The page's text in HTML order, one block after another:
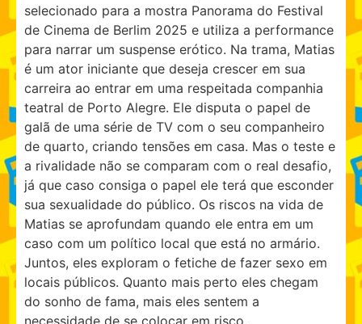
selecionado para a mostra Panorama do Festival
de Cinema de Berlim 2025 e utiliza a performance
para narrar um suspense erótico. Na trama, Matias
é um ator iniciante que deseja crescer em sua
carreira ao entrar em uma respeitada companhia
teatral de Porto Alegre. Ele disputa o papel de
galã de uma série de TV com o seu companheiro
de quarto, criando tensões em casa. Mas o teste e
a rivalidade não se comparam com o real desafio,
já que caso consiga o papel ele terá que esconder
sua sexualidade do público. Os riscos na vida de
Matias se aprofundam quando ele entra em um
caso com um político local que está no armário.
Juntos, eles exploram o fetiche de fazer sexo em
locais públicos. Quanto mais perto eles chegam
do sonho de fama, mais eles sentem a
necessidade de se colocar em risco.